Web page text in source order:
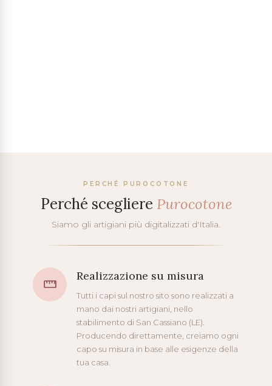
PERCHÉ PUROCOTONE
Perché scegliere Purocotone
Siamo gli artigiani più digitalizzati d'Italia.
Realizzazione su misura
Tutti i capi sul nostro sito sono realizzati a
mano dai nostri artigiani, nello
stabilimento di San Cassiano (LE).
Producendo direttamente, creiamo ogni
capo su misura in base alle esigenze della
tua casa.